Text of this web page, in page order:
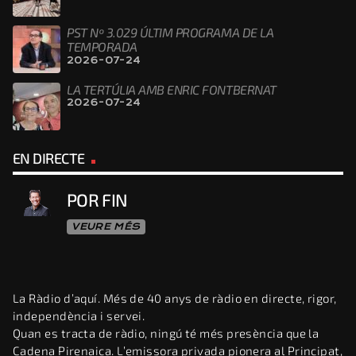
PST Nº 3.029 ÚLTIM PROGRAMA DE LA
TEMPORADA
2026-07-24
LA TERTÚLIA AMB ENRIC FONTBERNAT
2026-07-24
EN DIRECTE
POR FIN
VEURE MÉS
La Ràdio d’aquí. Més de 40 anys de ràdio en directe, rigor,
independència i servei.
Quan es tracta de ràdio, ningú té més presència que la
Cadena Pirenaica. L’emissora privada pionera al Principat,